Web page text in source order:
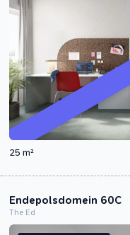
25 m²
Endepolsdomein 60C
The Ed